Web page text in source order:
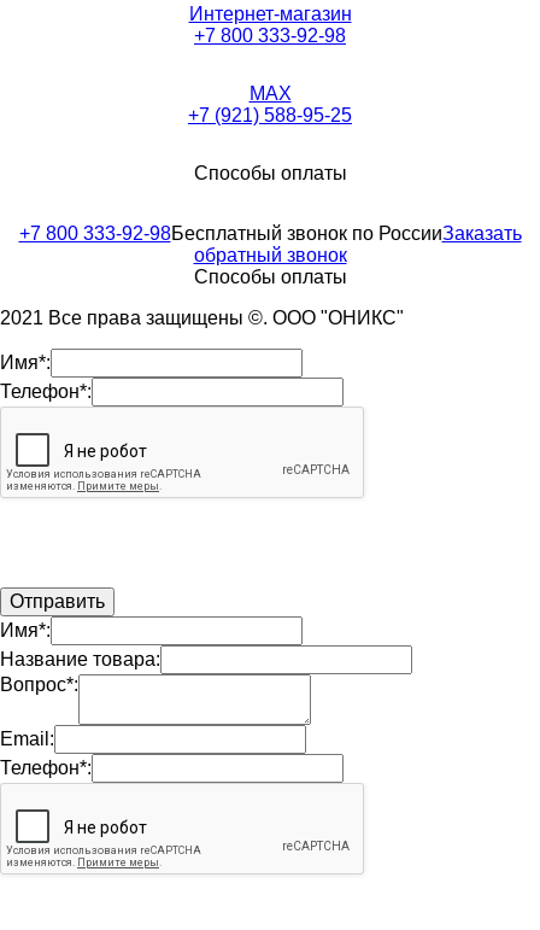
Интернет-магазин
+7 800 333-92-98
MAX
+7 (921) 588-95-25
Способы оплаты
+7 800 333-92-98Бесплатный звонок по РоссииЗаказать
обратный звонок
Способы оплаты
2021 Все права защищены ©. ООО "ОНИКС"
Имя*:
Телефон*:
Имя*:
Название товара:
Вопрос*:
Email:
Телефон*: